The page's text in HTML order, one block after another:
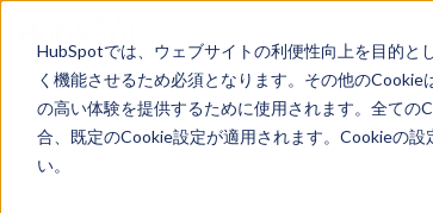
HubSpotでは、ウェブサイトの利便性向上を目的と
く機能させるため必須となります。その他の
の高い体験を提供するために使用されます。全て
合、既定のCookie設定が適用されます。Cookieの
い。